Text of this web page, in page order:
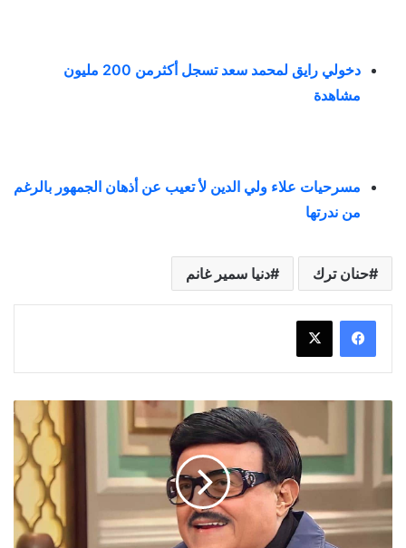
دخولي رايق لمحمد سعد تسجل أكثرمن 200 مليون
مشاهدة
مسرحيات علاء ولي الدين لأ تعيب عن أذهان الجمهور بالرغم
من ندرتها
حنان ترك دنيا سمير غانم
البهجة